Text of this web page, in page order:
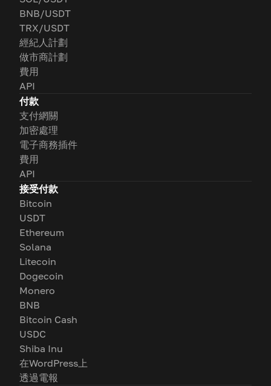
BNB/USDT
TRX/USDT
經紀人計劃
做市商計劃
費用
API
付款
支付網關
加密處理
電子商務插件
費用
API
接受付款
Bitcoin
USDT
Ethereum
Solana
Litecoin
Dogecoin
Monero
BNB
Bitcoin Cash
USDC
Shiba Inu
在WordPress上
透過電報